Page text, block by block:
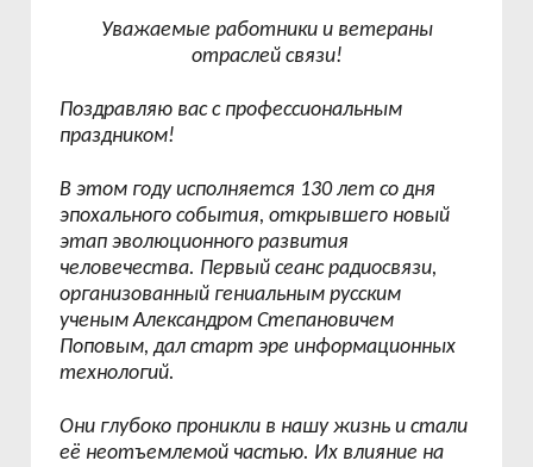
Уважаемые работники и ветераны
отраслей связи!
Поздравляю вас с профессиональным
праздником!
В этом году исполняется 130 лет со дня
эпохального события, открывшего новый
этап эволюционного развития
человечества. Первый сеанс радиосвязи,
организованный гениальным русским
ученым Александром Степановичем
Поповым, дал старт эре информационных
технологий.
Они глубоко проникли в нашу жизнь и стали
её неотъемлемой частью. Их влияние на